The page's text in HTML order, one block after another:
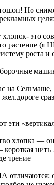
Но
это
растение (я
роста и
на Сельмаше,
жел.дороге
эти
хлопка —
короткая
трение
отличаются: